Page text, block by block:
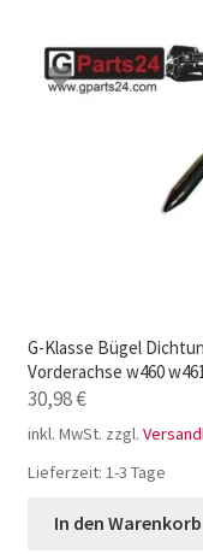
G-Klasse Bügel
Vorderachse w460
30,98€
inkl. MwSt. zzgl.
Lieferzeit: 1-3 Tage
In den Warenkorb